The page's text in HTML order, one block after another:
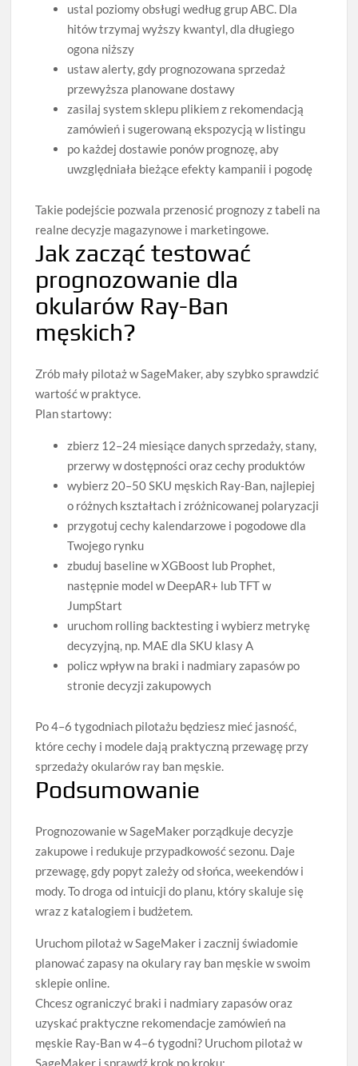
ustal poziomy obsługi według grup ABC. Dla
hitów trzymaj wyższy kwantyl, dla długiego
ogona niższy
ustaw alerty, gdy prognozowana sprzedaż
przewyższa planowane dostawy
zasilaj system sklepu plikiem z rekomendacją
zamówień i sugerowaną ekspozycją w listingu
po każdej dostawie ponów prognozę, aby
uwzględniała bieżące efekty kampanii i pogodę
Takie podejście pozwala przenosić prognozy z tabeli na
realne decyzje magazynowe i marketingowe.
Jak zacząć testować
prognozowanie dla
okularów Ray-Ban
męskich?
Zrób mały pilotaż w SageMaker, aby szybko sprawdzić
wartość w praktyce.
Plan startowy:
zbierz 12–24 miesiące danych sprzedaży, stany,
przerwy w dostępności oraz cechy produktów
wybierz 20–50 SKU męskich Ray‑Ban, najlepiej
o różnych kształtach i zróżnicowanej polaryzacji
przygotuj cechy kalendarzowe i pogodowe dla
Twojego rynku
zbuduj baseline w XGBoost lub Prophet,
następnie model w DeepAR+ lub TFT w
JumpStart
uruchom rolling backtesting i wybierz metrykę
decyzyjną, np. MAE dla SKU klasy A
policz wpływ na braki i nadmiary zapasów po
stronie decyzji zakupowych
Po 4–6 tygodniach pilotażu będziesz mieć jasność,
które cechy i modele dają praktyczną przewagę przy
sprzedaży okularów ray ban męskie.
Podsumowanie
Prognozowanie w SageMaker porządkuje decyzje
zakupowe i redukuje przypadkowość sezonu. Daje
przewagę, gdy popyt zależy od słońca, weekendów i
mody. To droga od intuicji do planu, który skaluje się
wraz z katalogiem i budżetem.
Uruchom pilotaż w SageMaker i zacznij świadomie
planować zapasy na okulary ray ban męskie w swoim
sklepie online.
Chcesz ograniczyć braki i nadmiary zapasów oraz
uzyskać praktyczne rekomendacje zamówień na
męskie Ray‑Ban w 4–6 tygodni? Uruchom pilotaż w
SageMaker i sprawdź krok po kroku: